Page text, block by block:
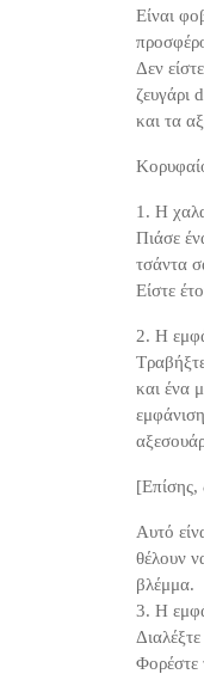
Είναι
Δεν
ζευγάρι
και τα
1. Η
Πιάσε
τσάντα
Είστε
2. Η
και ένα
[Επίσης,
Αυτό
θέλουν
βλέμμα.
3. Η
Φορέστε